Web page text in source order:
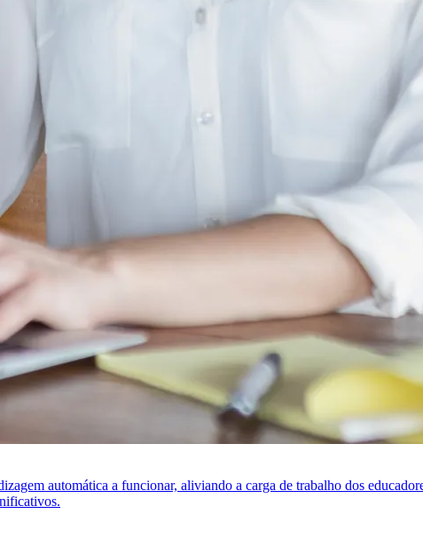
automática a funcionar, aliviando a carga de trabalho dos